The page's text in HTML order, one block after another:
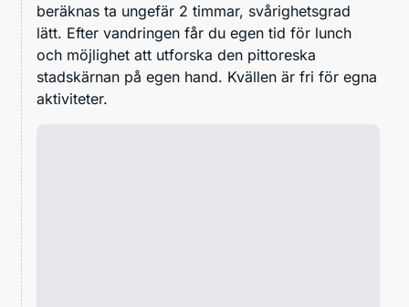
beräknas ta ungefär 2 timmar, svårighetsgrad
lätt. Efter vandringen får du egen tid för lunch
och möjlighet att utforska den pittoreska
stadskärnan på egen hand. Kvällen är fri för egna
aktiviteter.